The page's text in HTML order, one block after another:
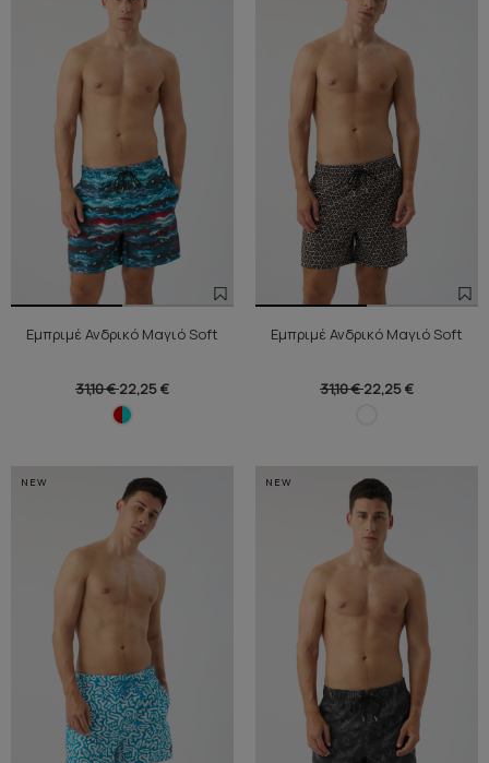
Εμπριμέ Ανδρικό Μαγιό Soft
31,10 €22,25 €
Εμπριμέ Ανδρικό Μαγιό Soft
31,10 €22,25 €
NEW NEW